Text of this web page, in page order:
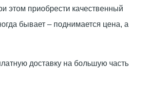
этом приобрести качественный
бывает – поднимается цена, а
доставку на большую часть